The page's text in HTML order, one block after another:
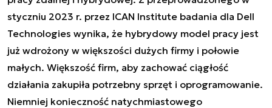
styczniu 2023 r. przez ICAN Institute badania dla Dell
Technologies wynika, że hybrydowy model pracy jest
już wdrożony w większości dużych firmy i połowie
małych. Większość firm, aby zachować ciągłość
działania zakupiła potrzebny sprzęt i oprogramowanie.
Niemniej konieczność natychmiastowego